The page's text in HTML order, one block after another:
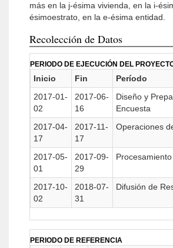
más en la j-ésima vivienda, en la i-
ésimoestrato, en la e-ésima entidad.
Recolección de Datos
PERIODO DE EJECUCIÓN DEL
Inicio Fin
Período
2017-01-
02
2017-06-
16
Diseño y
Encuesta
2017-04-
17
2017-11-
17
Operaciones
2017-05-
01
2017-09-
29
2017-10-
02
2018-07-
31
Difusión de
PERIODO DE REFERENCIA